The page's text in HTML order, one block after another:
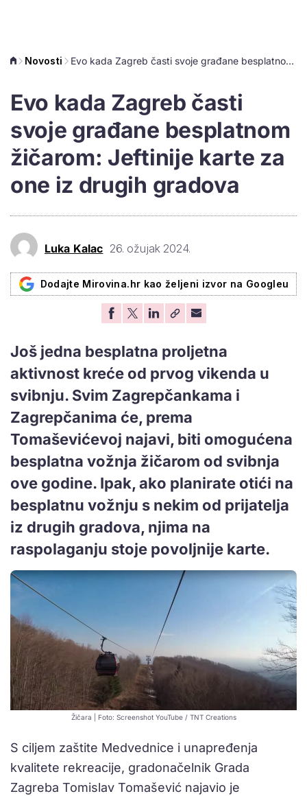
Novosti Evo kada Zagreb časti svoje građane besplatnom žičarom: Jeftinije karte za one iz drugih gradova
Evo kada Zagreb časti
svoje građane besplatnom
žičarom: Jeftinije karte za
one iz drugih gradova
Luka Kalac 26. ožujak 2024.
Dodajte Mirovina.hr kao željeni izvor na Googleu
Još jedna besplatna proljetna
aktivnost kreće od prvog vikenda u
svibnju. Svim Zagrepčankama i
Zagrepčanima će, prema
Tomaševićevoj najavi, biti omogućena
besplatna vožnja žičarom od svibnja
ove godine. Ipak, ako planirate otići na
besplatnu vožnju s nekim od prijatelja
iz drugih gradova, njima na
raspolaganju stoje povoljnije karte.
Žičara | Foto: Screenshot YouTube / TNT Creations
S ciljem zaštite Medvednice i unapređenja
kvalitete rekreacije, gradonačelnik Grada
Zagreba Tomislav Tomašević najavio je